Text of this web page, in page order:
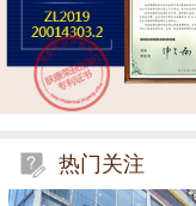
热门关注